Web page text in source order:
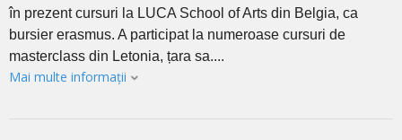
în prezent cursuri la LUCA School of Arts din Belgia, ca
bursier erasmus. A participat la numeroase cursuri de
masterclass din Letonia, țara sa....
Mai multe informații